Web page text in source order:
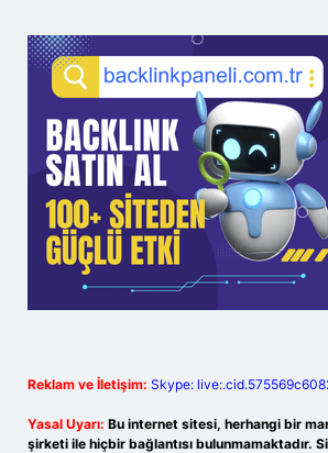
Reklam ve İletişim: Skype:
Yasal Uyarı: Bu internet sitesi, herhangi bir
şirketi ile hiçbir bağlantısı bulunmamaktadır.